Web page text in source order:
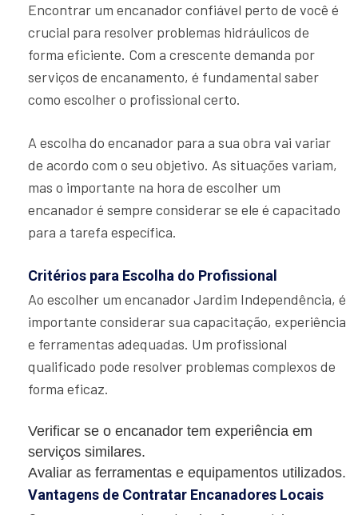
Encontrar um encanador confiável perto de você é
crucial para resolver problemas hidráulicos de
forma eficiente. Com a crescente demanda por
serviços de encanamento, é fundamental saber
como escolher o profissional certo.
A escolha do encanador para a sua obra vai variar
de acordo com o seu objetivo. As situações variam,
mas o importante na hora de escolher um
encanador é sempre considerar se ele é capacitado
para a tarefa específica.
Critérios para Escolha do Profissional
Ao escolher um encanador Jardim Independência, é
importante considerar sua capacitação, experiência
e ferramentas adequadas. Um profissional
qualificado pode resolver problemas complexos de
forma eficaz.
Verificar se o encanador tem experiência em
serviços similares.
Avaliar as ferramentas e equipamentos utilizados.
Vantagens de Contratar Encanadores Locais